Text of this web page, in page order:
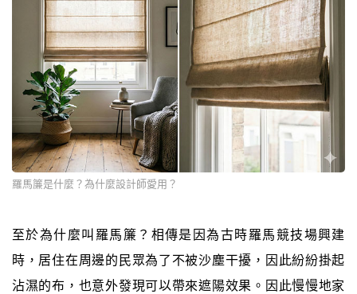
羅馬簾是什麼？為什麼設計師愛用？
至於為什麼叫羅馬簾？相傳是因為古時羅馬競技場興建
時，居住在周邊的民眾為了不被沙塵干擾，因此紛紛掛起
沾濕的布，也意外發現可以帶來遮陽效果。因此慢慢地家